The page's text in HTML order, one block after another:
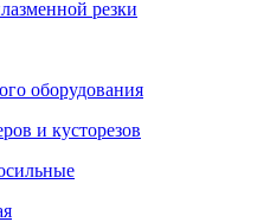
резки
оборудования
и кусторезов